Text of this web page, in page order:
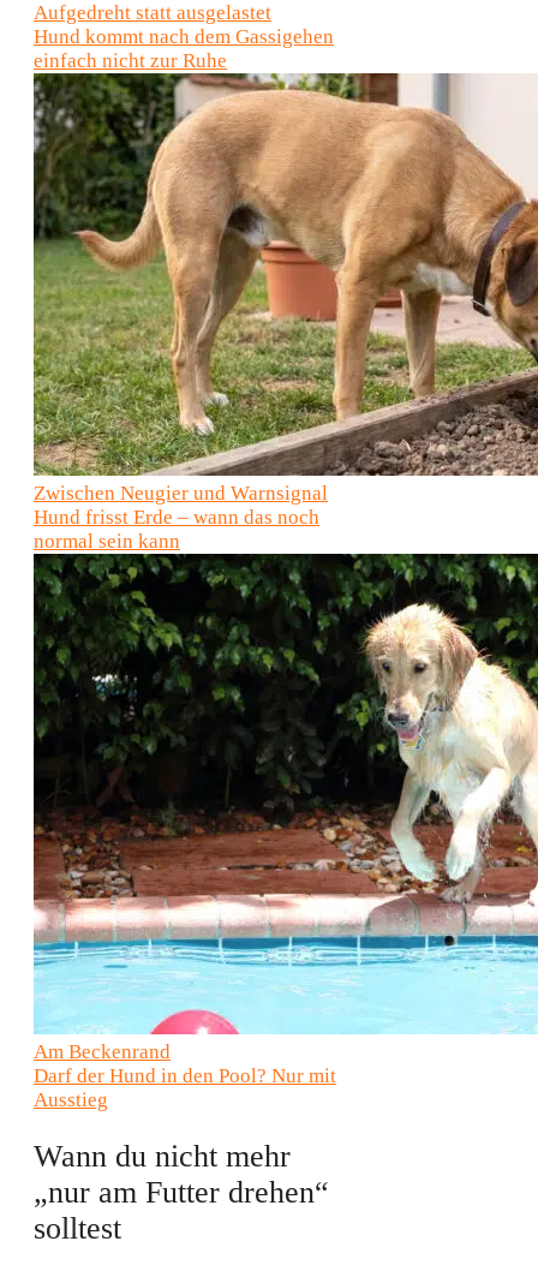
Aufgedreht statt ausgelastet
Hund kommt nach dem Gassigehen
einfach nicht zur Ruhe
Zwischen Neugier und Warnsignal
Hund frisst Erde – wann das noch
normal sein kann
Am Beckenrand
Darf der Hund in den Pool? Nur mit
Ausstieg
Wann du nicht mehr
„nur am Futter drehen“
solltest